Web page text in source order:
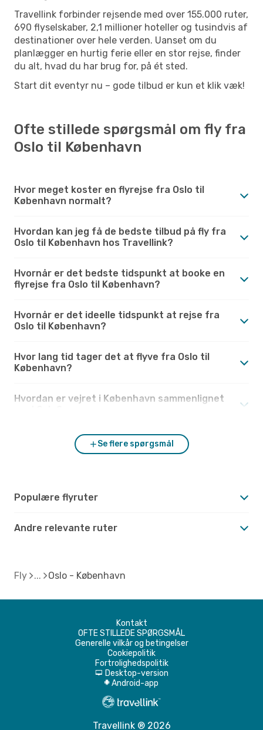
Travellink forbinder rejsende med over 155.000 ruter,
690 flyselskaber, 2,1 millioner hoteller og tusindvis af
destinationer over hele verden. Uanset om du
planlægger en hurtig ferie eller en stor rejse, finder
du alt, hvad du har brug for, på ét sted.
Start dit eventyr nu – gode tilbud er kun et klik væk!
Ofte stillede spørgsmål om fly fra
Oslo til København
Hvor meget koster en flyrejse fra Oslo til
København normalt?
Hvordan kan jeg få de bedste tilbud på fly fra
Oslo til København hos Travellink?
Hvornår er det bedste tidspunkt at booke en
flyrejse fra Oslo til København?
Hvornår er det ideelle tidspunkt at rejse fra
Oslo til København?
Hvor lang tid tager det at flyve fra Oslo til
København?
Hvordan er vejret i København sammenlignet
Se flere spørgsmål
Populære flyruter
Andre relevante ruter
Fly Oslo - København
Kontakt
OFTE STILLEDE SPØRGSMÅL
Generelle vilkår og betingelser
Cookiepolitik
Fortrolighedspolitik
d Desktop-version
A Android-app
Travellink ® 2026